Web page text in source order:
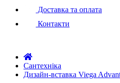
Доставка та оплата
Контакти
Сантехніка
Дизайн-вставка Viega